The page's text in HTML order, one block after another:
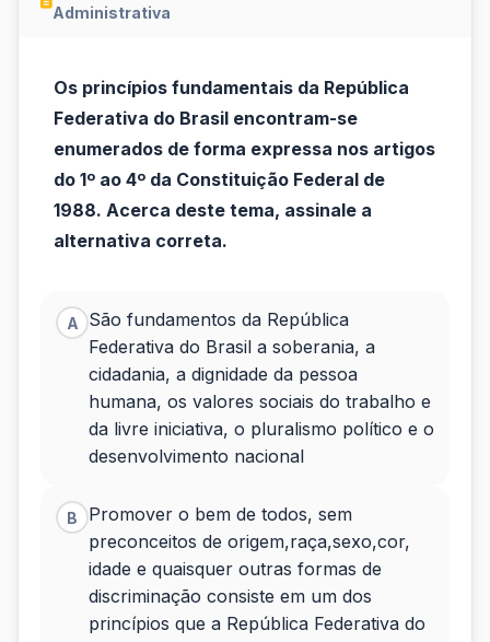
Administrativa
Os
princípios
fundamentais
da
República
do
Bra...
Os princípios fundamentais da República
Federativa do Brasil encontram-se
enumerados de forma expressa nos artigos
do 1º ao 4º da Constituição Federal de
1988. Acerca deste tema, assinale a
alternativa correta.
A
São fundamentos da República
Federativa do Brasil a soberania, a
cidadania, a dignidade da pessoa
humana, os valores sociais do trabalho e
da livre iniciativa, o pluralismo político e o
desenvolvimento nacional
B
Promover o bem de todos, sem
preconceitos de origem,raça,sexo,cor,
idade e quaisquer outras formas de
discriminação consiste em um dos
princípios que a República Federativa do